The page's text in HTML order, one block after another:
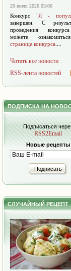
20 июля 2026 03:00
Конкурс "Я -
завершен. С
проведения
можете
странице конкурса
Читать все новости
RSS-лента новостей
ПОДПИСКА НА
Подписаться
RSS2Email
Новые рецепты
Подписать
СЛУЧАЙНЫЙ РЕЦЕПТ